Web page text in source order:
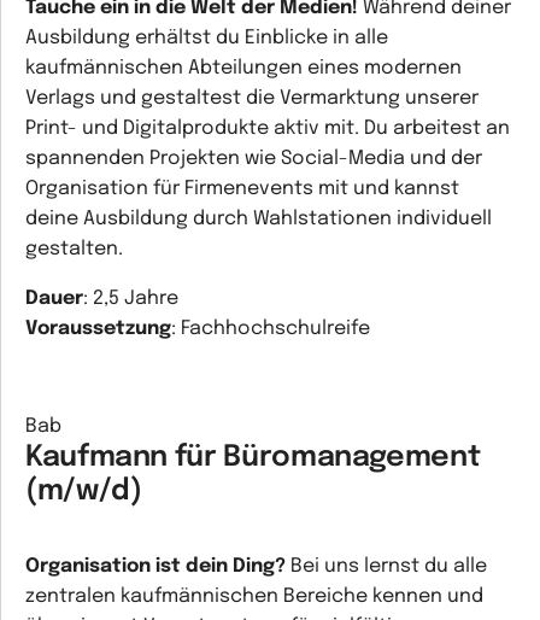
Tauche ein in die Welt der Medien! Während deiner
Ausbildung erhältst du Einblicke in alle
kaufmännischen Abteilungen eines modernen
Verlags und gestaltest die Vermarktung unserer
Print- und Digitalprodukte aktiv mit. Du arbeitest an
spannenden Projekten wie Social-Media und der
Organisation für Firmenevents mit und kannst
deine Ausbildung durch Wahlstationen individuell
gestalten.
Dauer: 2,5 Jahre
Voraussetzung: Fachhochschulreife
Bab
Kaufmann für Büromanagement
(m/w/d)
Organisation ist dein Ding? Bei uns lernst du alle
zentralen kaufmännischen Bereiche kennen und